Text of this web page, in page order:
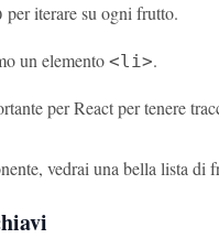
per iterare su ogni frutto.
un elemento <li>.
per React per tenere
vedrai una bella lista di